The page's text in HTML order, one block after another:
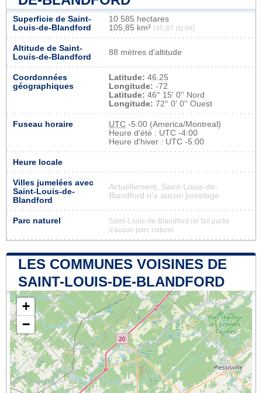
Superficie de Saint-
Louis-de-Blandford
10 585 hectares
105,85 km² (40,87 sq mi)
Altitude de Saint-
Louis-de-Blandford
88 mètres d'altitude
Coordonnées
géographiques
Latitude: 46.25
Longitude: -72
Latitude: 46° 15' 0'' Nord
Longitude: 72° 0' 0'' Ouest
Fuseau horaire UTC -5:00 (America/Montreal)
Heure d'été : UTC -4:00
Heure d'hiver : UTC -5:00
Heure locale
Villes jumelées avec
Saint-Louis-de-
Blandford
Actuellement, Saint-Louis-de-
Blandford n'a aucun jumelage
Parc naturel
Saint-Louis-de-Blandford ne fait partie
d'aucun parc naturel
LES COMMUNES VOISINES DE
SAINT-LOUIS-DE-BLANDFORD
+
−